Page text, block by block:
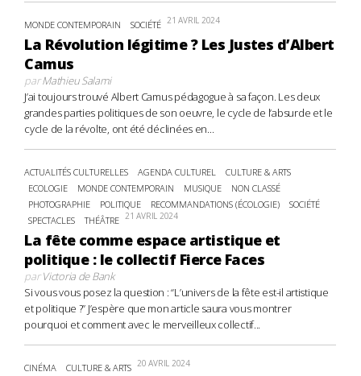
MONDE CONTEMPORAIN SOCIÉTÉ 21 AVRIL 2024
La Révolution légitime ? Les Justes d’Albert
Camus
parMathieu Salami
J’ai toujours trouvé Albert Camus pédagogue à sa façon. Les deux
grandes parties politiques de son oeuvre, le cycle de l’absurde et le
cycle de la révolte, ont été déclinées en...
ACTUALITÉS CULTURELLES AGENDA CULTUREL
CULTURE & ARTS
ECOLOGIE
MONDE CONTEMPORAIN MUSIQUE
NON CLASSÉ
PHOTOGRAPHIE
POLITIQUE RECOMMANDATIONS (ÉCOLOGIE)
SOCIÉTÉ
SPECTACLES
THÉÂTRE 21 AVRIL 2024
La fête comme espace artistique et
politique : le collectif Fierce Faces
parVictoria de Bank
Si vous vous posez la question : “L’univers de la fête est-il artistique
et politique ?” J’espère que mon article saura vous montrer
pourquoi et comment avec le merveilleux collectif...
CINÉMA CULTURE & ARTS 20 AVRIL 2024